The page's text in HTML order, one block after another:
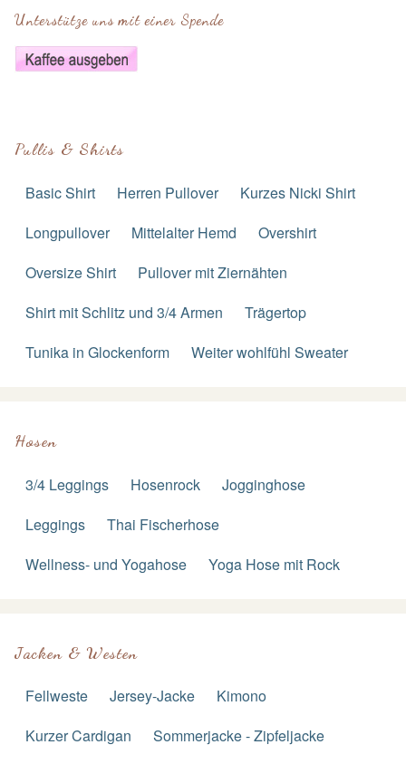
Unterstütze uns mit einer Spende
Pullis & Shirts
Basic Shirt Herren Pullover
Kurzes Nicki Shirt
Longpullover
Mittelalter Hemd
Overshirt
Oversize Shirt
Pullover mit Ziernähten
Shirt mit Schlitz und 3/4 Armen
Trägertop
Tunika in Glockenform
Weiter wohlfühl Sweater
Hosen
3/4 Leggings Hosenrock
Jogginghose
Leggings
Thai Fischerhose
Wellness- und Yogahose
Yoga Hose mit Rock
Jacken & Westen
Fellweste Jersey-Jacke
Kimono
Kurzer Cardigan
Sommerjacke - Zipfeljacke